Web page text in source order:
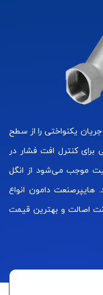
جریان یکنواختی را از سطح
کنترل افت فشار در
موجب می‌شود از انگل
دامون انواع
اصالت و بهترین قیمت